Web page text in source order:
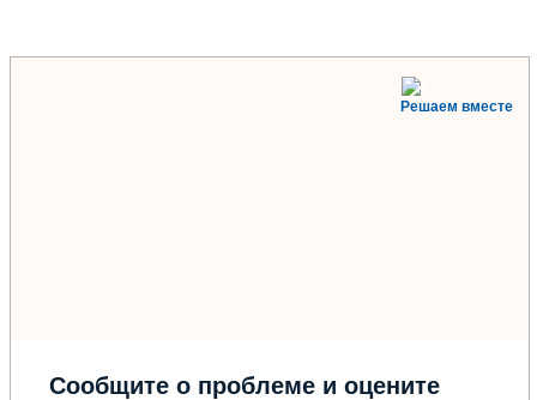
Решаем вместе
Сообщите о проблеме и оцените